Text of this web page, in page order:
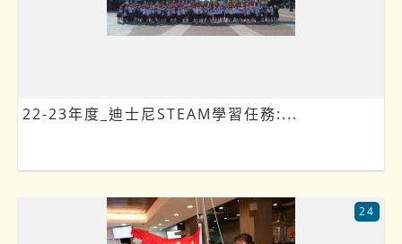
22-23年度_迪士尼STEAM學習任務:...
24